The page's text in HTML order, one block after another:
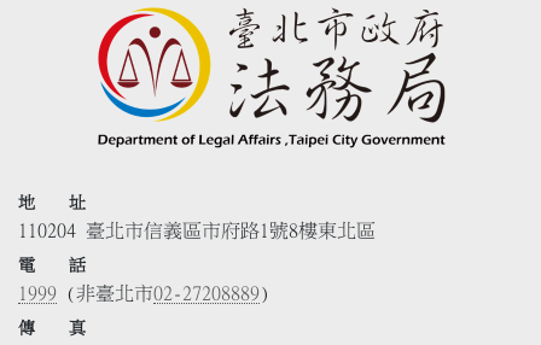
地 址
110204 臺北市信義區市府路1號8樓東北區
電 話
1999 (非臺北市02-27208889)
傳 真